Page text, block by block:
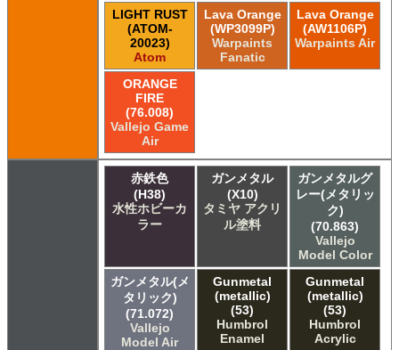
LIGHT RUST
(ATOM-
20023)
Atom
Lava Orange
(WP3099P)
Warpaints
Fanatic
Lava Orange
(AW1106P)
Warpaints Air
ORANGE
FIRE
(76.008)
Vallejo Game
Air
赤鉄色
(H38)
水性ホビーカ
ラー
ガンメタル
(X10)
タミヤ アクリ
ル塗料
ガンメタルグ
レー(メタリッ
ク)
(70.863)
Vallejo
Model Color
ガンメタル(メ
タリック)
(71.072)
Vallejo
Model Air
Gunmetal
(metallic)
(53)
Humbrol
Enamel
Gunmetal
(metallic)
(53)
Humbrol
Acrylic